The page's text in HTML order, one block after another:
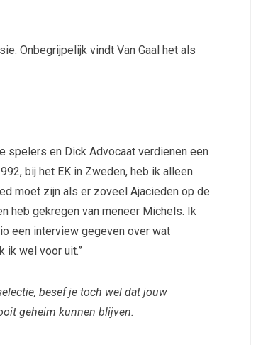
Onbegrijpelijk vindt Van Gaal het als
spelers en Dick Advocaat verdienen een
bij het EK in Zweden, heb ik alleen
moet zijn als er zoveel Ajacieden op de
heb gekregen van meneer Michels. Ik
een interview gegeven over wat
ik wel voor uit.”
besef je toch wel dat jouw
geheim kunnen blijven.